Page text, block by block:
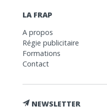
LA FRAP
A propos
Régie publicitaire
Formations
Contact
NEWSLETTER